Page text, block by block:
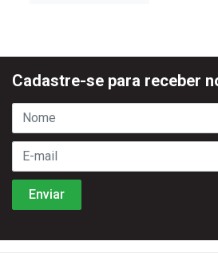
Cadastre-se para receber